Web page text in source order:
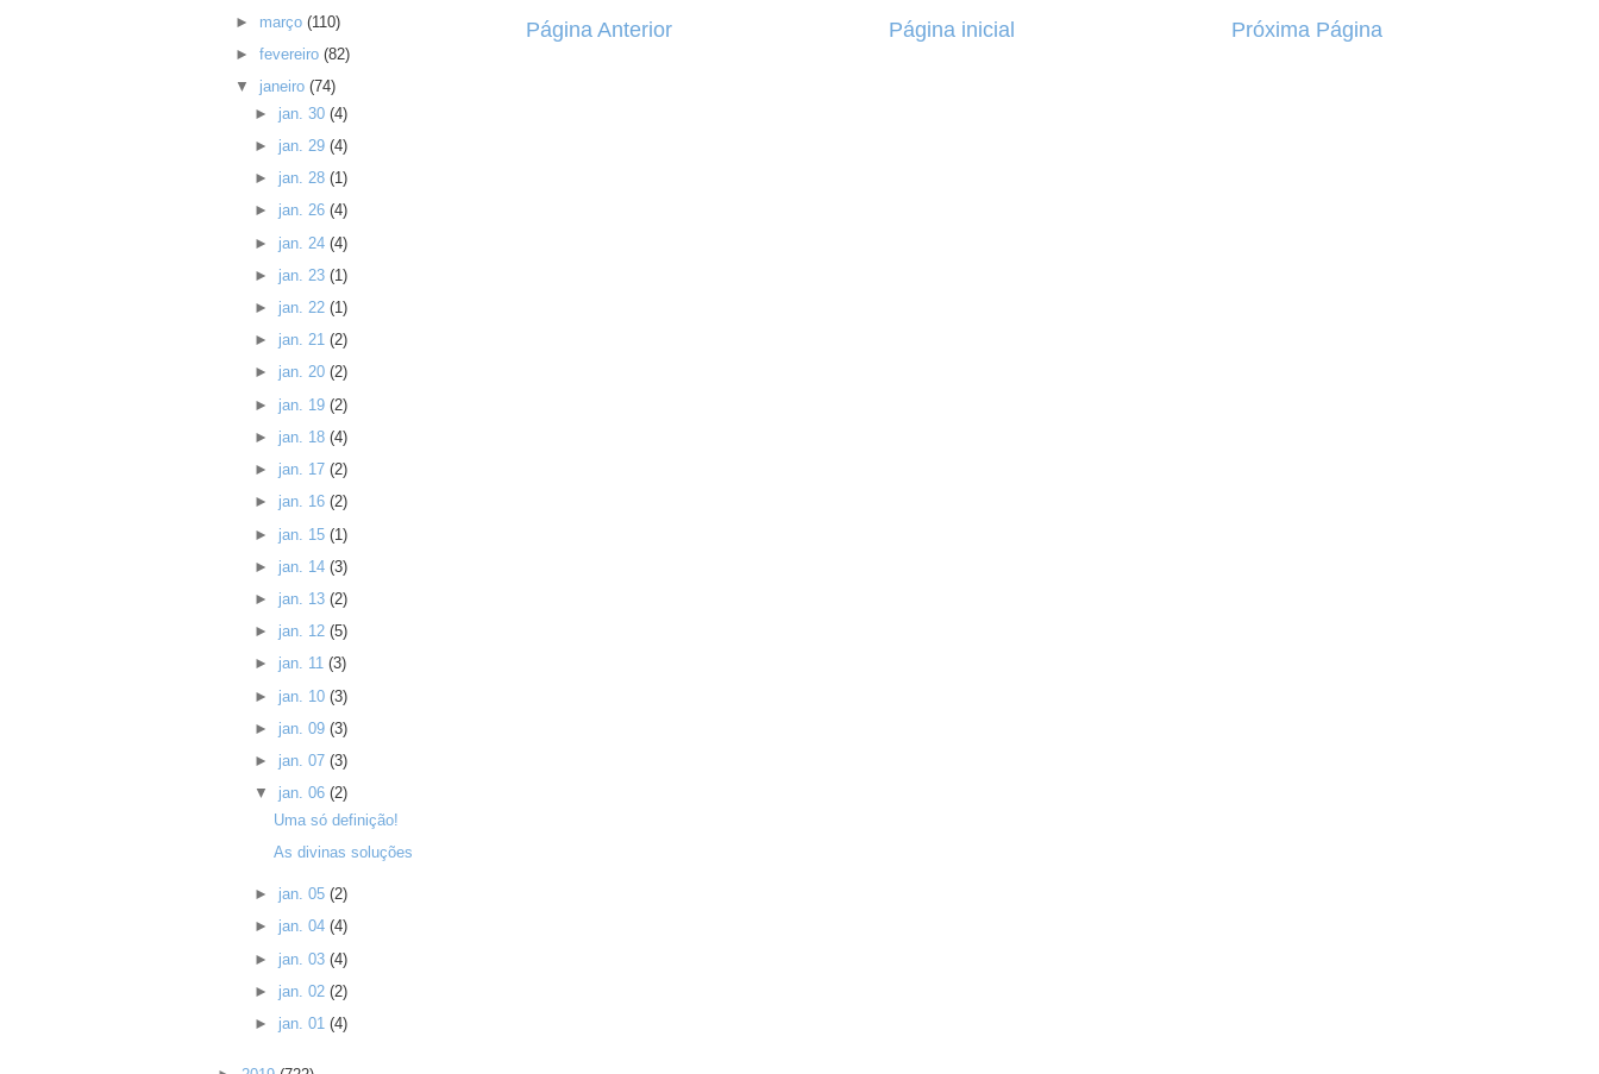
Página Anterior Próxima Página
Página inicial
► março(110)
►fevereiro(82)
▼ janeiro(74)
► jan. 30 (4)
► jan. 29 (4)
► jan. 28 (1)
► jan. 26 (4)
► jan. 24 (4)
► jan. 23 (1)
► jan. 22 (1)
► jan. 21 (2)
► jan. 20 (2)
► jan. 19 (2)
► jan. 18 (4)
► jan. 17 (2)
► jan. 16 (2)
► jan. 15 (1)
► jan. 14 (3)
► jan. 13 (2)
► jan. 12 (5)
► jan. 11 (3)
► jan. 10 (3)
► jan. 09 (3)
► jan. 07 (3)
▼ jan. 06 (2)
Uma só definição!
As divinas soluções
► jan. 05 (2)
► jan. 04 (4)
► jan. 03 (4)
► jan. 02 (2)
► jan. 01 (4)